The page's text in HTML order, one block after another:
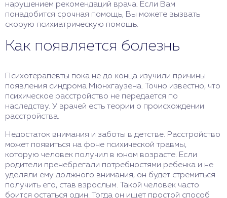
нарушением рекомендаций врача. Если Вам
понадобится срочная помощь, Вы можете вызвать
скорую психиатрическую помощь.
Как появляется болезнь
Психотерапевты пока не до конца изучили причины
появления синдрома Мюнхгаузена. Точно известно, что
психическое расстройство не передается по
наследству. У врачей есть теории о происхождении
расстройства.
Недостаток внимания и заботы в детстве. Расстройство
может появиться на фоне психической травмы,
которую человек получил в юном возрасте. Если
родители пренебрегали потребностями ребенка и не
уделяли ему должного внимания, он будет стремиться
получить его, став взрослым. Такой человек часто
боится остаться один. Тогда он ищет простой способ